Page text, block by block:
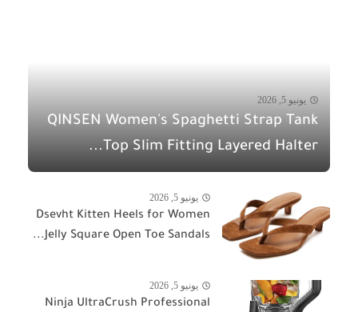
يونيو 5, 2026
QINSEN Women's Spaghetti Strap Tank
Top Slim Fitting Layered Halter...
يونيو 5, 2026
Dsevht Kitten Heels for Women
Jelly Square Open Toe Sandals...
يونيو 5, 2026
Ninja UltraCrush Professional